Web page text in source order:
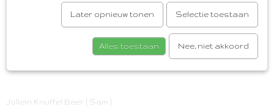
Jollein Knuffel Beer [ Sam ]
Later opnieuw tonen Selectie toestaan
Alles toestaan Nee, niet akkoord